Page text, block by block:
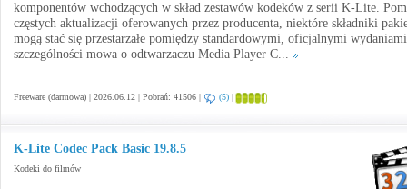
komponentów wchodzących w skład zestawów kodeków z serii K-Lite.
częstych aktualizacji oferowanych przez producenta, niektóre składniki
mogą stać się przestarzałe pomiędzy standardowymi, oficjalnymi
szczególności mowa o odtwarzaczu Media Player C...
Freeware (darmowa) | 2026.06.12 | Pobrań: 41506 | (5) |
K-Lite Codec Pack Basic 19.8.5
Kodeki do filmów